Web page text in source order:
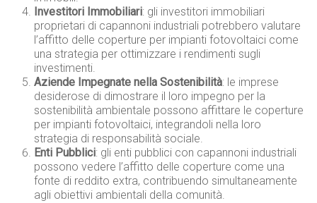
Investitori Immobiliari: gli investitori immobiliari
proprietari di capannoni industriali potrebbero valutare
l’affitto delle coperture per impianti fotovoltaici come
una strategia per ottimizzare i rendimenti sugli
investimenti.
Aziende Impegnate nella Sostenibilità: le imprese
desiderose di dimostrare il loro impegno per la
sostenibilità ambientale possono affittare le coperture
per impianti fotovoltaici, integrandoli nella loro
strategia di responsabilità sociale.
Enti Pubblici: gli enti pubblici con capannoni industriali
possono vedere l’affitto delle coperture come una
fonte di reddito extra, contribuendo simultaneamente
agli obiettivi ambientali della comunità.